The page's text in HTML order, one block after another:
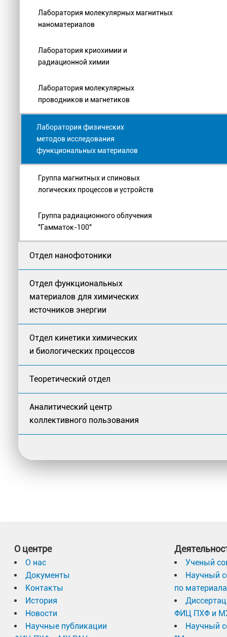
Лаборатория молекулярных магнитных
наноматериалов
Лаборатория криохимии и
радиационной химии
Лаборатория молекулярных
проводников и магнетиков
Лаборатория физических
методов исследования
функциональных материалов
Группа магнитных и спиновых
логических процессов и устройств
Группа радиационного облучения
"Гамматок-100"
Отдел нанофотоники
Отдел функциональных
материалов для химических
источников энергии
Отдел кинетики химических
и биологических процессов
Теоретический отдел
Аналитический центр
коллективного пользования
О центре
О нас
Документы
Контакты
История
Новости
Научные публикации
Ученый
Научный
по
ФИЦ ПХФ и
Научный